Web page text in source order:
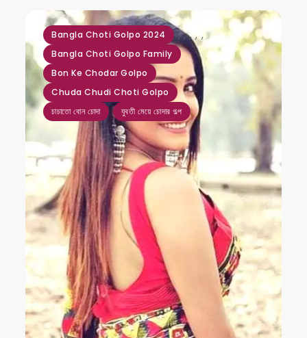
Bangla Choti Golpo 2024 ,
Bangla Choti Golpo Family
,
Bon Ke Chodar Golpo
,
Chuda Chudi Choti Golpo
,
চাচাতো বোন চোদা
,
যুবতী মেয়ে চোদার গল্প